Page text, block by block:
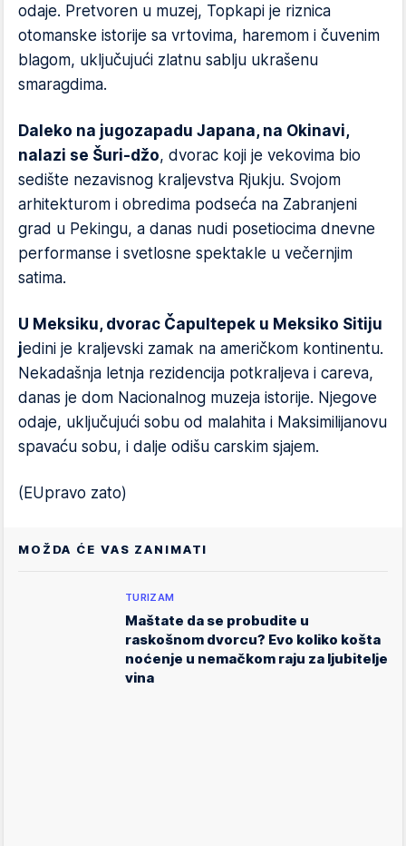
odaje. Pretvoren u muzej, Topkapi je riznica
otomanske istorije sa vrtovima, haremom i čuvenim
blagom, uključujući zlatnu sablju ukrašenu
smaragdima.
Daleko na jugozapadu Japana, na Okinavi,
nalazi se Šuri-džo, dvorac koji je vekovima bio
sedište nezavisnog kraljevstva Rjukju. Svojom
arhitekturom i obredima podseća na Zabranjeni
grad u Pekingu, a danas nudi posetiocima dnevne
performanse i svetlosne spektakle u večernjim
satima.
U Meksiku, dvorac Čapultepek u Meksiko Sitiju
jedini je kraljevski zamak na američkom kontinentu.
Nekadašnja letnja rezidencija potkraljeva i careva,
danas je dom Nacionalnog muzeja istorije. Njegove
odaje, uključujući sobu od malahita i Maksimilijanovu
spavaću sobu, i dalje odišu carskim sjajem.
(EUpravo zato)
MOŽDA ĆE VAS ZANIMATI
TURIZAM
Maštate da se probudite u
raskošnom dvorcu? Evo koliko košta
noćenje u nemačkom raju za ljubitelje
vina